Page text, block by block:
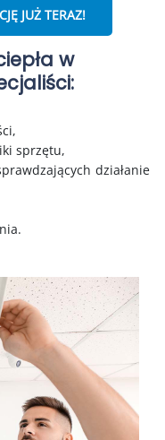
JUŻ TERAZ!
w
sprzętu,
działanie